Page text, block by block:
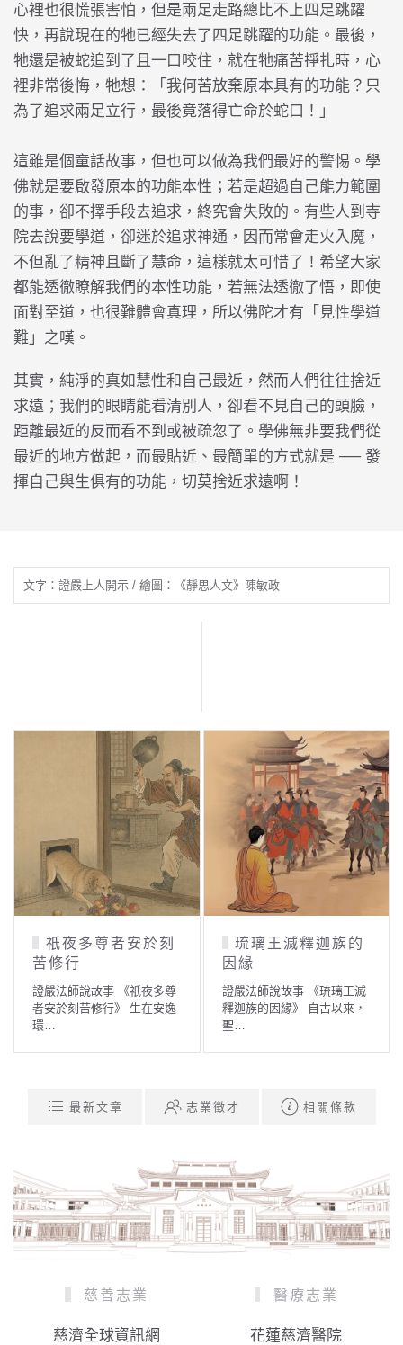
心裡也很慌張害怕，但是兩足走路總比不上四足跳躍
快，再說現在的牠已經失去了四足跳躍的功能。最後，
牠還是被蛇追到了且一口咬住，就在牠痛苦掙扎時，心
裡非常後悔，牠想：「我何苦放棄原本具有的功能？只
為了追求兩足立行，最後竟落得亡命於蛇口！」
這雖是個童話故事，但也可以做為我們最好的警惕。學
佛就是要啟發原本的功能本性；若是超過自己能力範圍
的事，卻不擇手段去追求，終究會失敗的。有些人到寺
院去說要學道，卻迷於追求神通，因而常會走火入魔，
不但亂了精神且斷了慧命，這樣就太可惜了！希望大家
都能透徹瞭解我們的本性功能，若無法透徹了悟，即使
面對至道，也很難體會真理，所以佛陀才有「見性學道
難」之嘆。
其實，純淨的真如慧性和自己最近，然而人們往往捨近
求遠；我們的眼睛能看清別人，卻看不見自己的頭臉，
距離最近的反而看不到或被疏忽了。學佛無非要我們從
最近的地方做起，而最貼近、最簡單的方式就是 ── 發
揮自己與生俱有的功能，切莫捨近求遠啊！
文字：證嚴上人開示 / 繪圖：《靜思人文》陳敏政
祇夜多尊者安於刻
苦修行
證嚴法師說故事 《祇夜多尊
者安於刻苦修行》 生在安逸
環…
琉璃王滅釋迦族的
因緣
證嚴法師說故事 《琉璃王滅
釋迦族的因緣》 自古以來，
聖…
最新文章 志業徵才 相關條款
慈善志業
慈濟全球資訊網
醫療志業
花蓮慈濟醫院